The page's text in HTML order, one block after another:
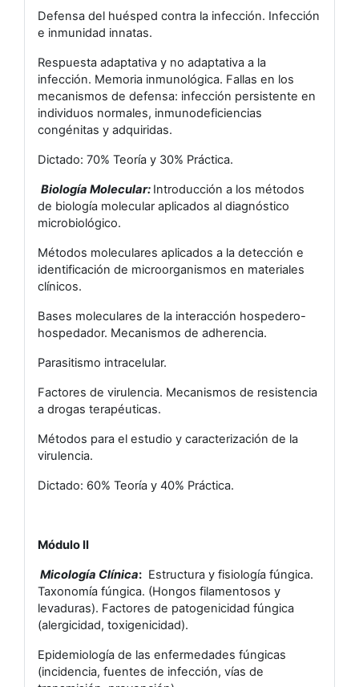
Defensa del huésped contra la infección. Infección
e inmunidad innatas.
Respuesta adaptativa y no adaptativa a la
infección. Memoria inmunológica. Fallas en los
mecanismos de defensa: infección persistente en
individuos normales, inmunodeficiencias
congénitas y adquiridas.
Dictado: 70% Teoría y 30% Práctica.
Biología Molecular: Introducción a los métodos
de biología molecular aplicados al diagnóstico
microbiológico.
Métodos moleculares aplicados a la detección e
identificación de microorganismos en materiales
clínicos.
Bases moleculares de la interacción hospedero-
hospedador. Mecanismos de adherencia.
Parasitismo intracelular.
Factores de virulencia. Mecanismos de resistencia
a drogas terapéuticas.
Métodos para el estudio y caracterización de la
virulencia.
Dictado: 60% Teoría y 40% Práctica.
Módulo II
Micología Clínica: Estructura y fisiología fúngica.
Taxonomía fúngica. (Hongos filamentosos y
levaduras). Factores de patogenicidad fúngica
(alergicidad, toxigenicidad).
Epidemiología de las enfermedades fúngicas
(incidencia, fuentes de infección, vías de